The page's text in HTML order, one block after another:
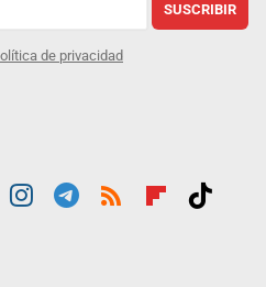
SUSCRIBIR
de privacidad